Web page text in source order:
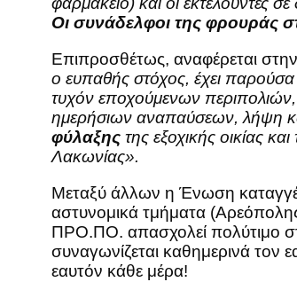
Οι συνάδελφοι της φρουράς
Επιπροσθέτως, αναφέρεται
ο ευπαθής στόχος, έχει παρούσα
τυχόν εποχούμενων
ημερήσιων αναπαύσεων, λήψη
φύλαξης της εξοχικής οικίας
Λακωνίας».
Μεταξύ άλλων η Ένωση
αστυνομικά τμήματα
ΠΡΟ.ΠΟ. απασχολεί πολύτιμο
συναγωνίζεται καθημερινά τον
εαυτόν κάθε μέρα!